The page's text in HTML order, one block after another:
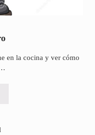
en la cocina y ver cómo